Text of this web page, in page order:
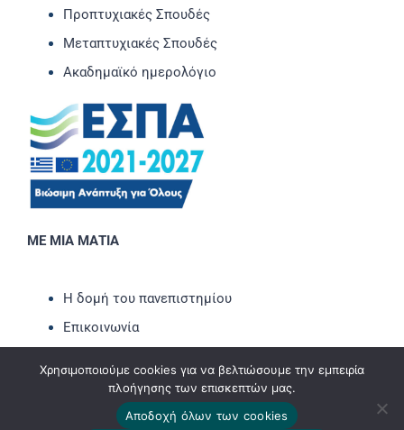
Προπτυχιακές Σπουδές
Μεταπτυχιακές Σπουδές
Ακαδημαϊκό ημερολόγιο
ΜΕ ΜΙΑ ΜΑΤΙΑ
Η δομή του πανεπιστημίου
Επικοινωνία
Εκδηλώσεις
Newsletter
Χρησιμοποιούμε cookies για να βελτιώσουμε την εμπειρία
πλοήγησης των επισκεπτών μας.
Αποδοχή όλων των cookies